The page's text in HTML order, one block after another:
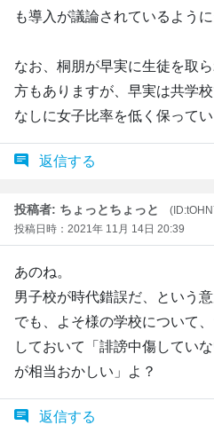
も導入が議論されているよう
なお、桐朋が早実に生徒を取
方もありますが、早実は共学
なしに女子比率を低く保って
返信する
投稿者: ちょっとちょっと
投稿日時：2021年 11月 14日 20:39
あのね。
男子校が時代錯誤だ、という意
でも、よそ様の学校について
しておいて「誹謗中傷してい
が相当おかしい」よ？
返信する